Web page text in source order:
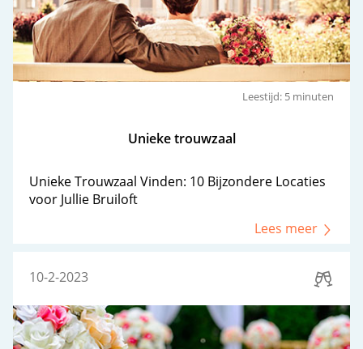
Leestijd: 5 minuten
Unieke trouwzaal
Unieke Trouwzaal Vinden: 10 Bijzondere Locaties
voor Jullie Bruiloft
Lees meer
10-2-2023